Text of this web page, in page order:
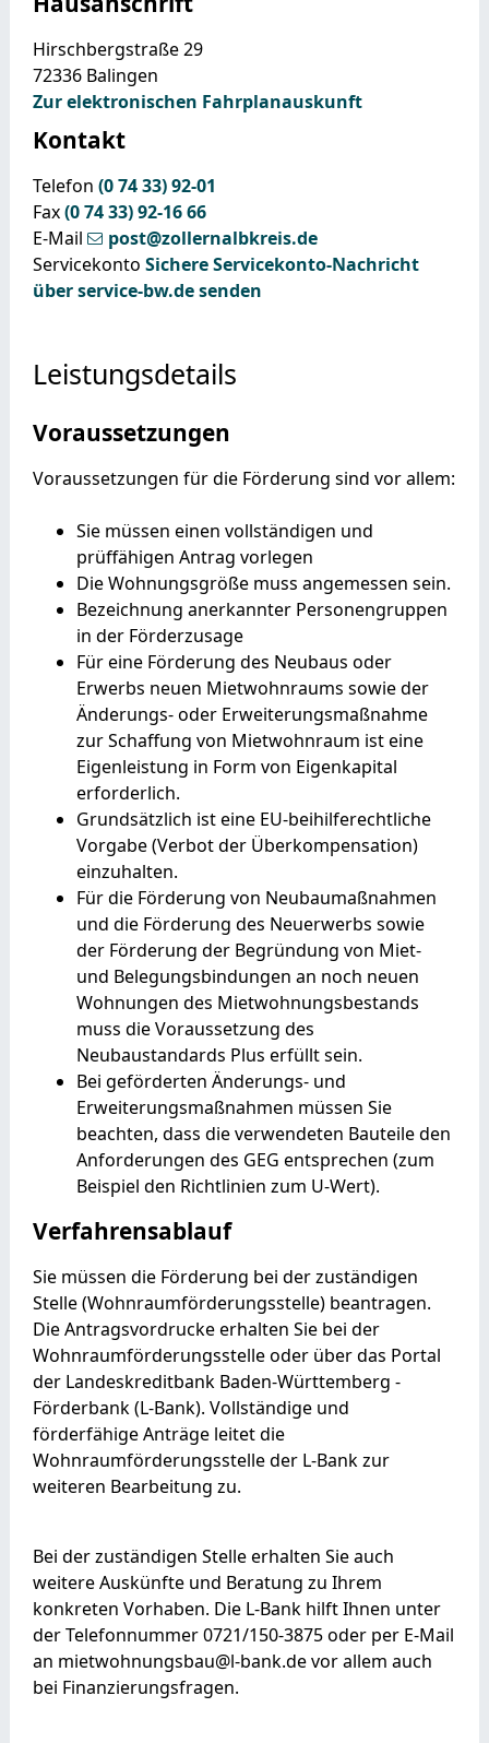
Hirschbergstraße 29
72336 Balingen
Zur elektronischen Fahrplanauskunft
Kontakt
Telefon (07433) 92-01
Fax(07433) 92-1666
E-Mail
post@zollernalbkreis.de
Servicekonto Sichere Servicekonto-Nachricht
über service-bw.de senden
Leistungsdetails
Voraussetzungen
Voraussetzungen für die Förderung sind vor allem:
Sie müssen einen vollständigen und
prüffähigen Antrag vorlegen
Die Wohnungsgröße muss angemessen sein.
Bezeichnung anerkannter Personengruppen
in der Förderzusage
Für eine Förderung des Neubaus oder
Erwerbs neuen Mietwohnraums sowie der
Änderungs- oder Erweiterungsmaßnahme
zur Schaffung von Mietwohnraum ist eine
Eigenleistung in Form von Eigenkapital
erforderlich.
Grundsätzlich ist eine EU-beihilferechtliche
Vorgabe (Verbot der Überkompensation)
einzuhalten.
Für die Förderung von Neubaumaßnahmen
und die Förderung des Neuerwerbs sowie
der Förderung der Begründung von Miet-
und Belegungsbindungen an noch neuen
Wohnungen des Mietwohnungsbestands
muss die Voraussetzung des
Neubaustandards Plus erfüllt sein.
Bei geförderten Änderungs- und
Erweiterungsmaßnahmen müssen Sie
beachten, dass die verwendeten Bauteile den
Anforderungen des GEG entsprechen (zum
Beispiel den Richtlinien zum U-Wert).
Verfahrensablauf
Sie müssen die Förderung bei der zuständigen
Stelle (Wohnraumförderungsstelle) beantragen.
Die Antragsvordrucke erhalten Sie bei der
Wohnraumförderungsstelle oder über das Portal
der Landeskreditbank Baden-Württemberg -
Förderbank (L-Bank). Vollständige und
förderfähige Anträge leitet die
Wohnraumförderungsstelle der L-Bank zur
weiteren Bearbeitung zu.
Bei der zuständigen Stelle erhalten Sie auch
weitere Auskünfte und Beratung zu Ihrem
konkreten Vorhaben. Die L-Bank hilft Ihnen unter
der Telefonnummer 0721/150-3875 oder per E-Mail
an mietwohnungsbau@l-bank.de vor allem auch
bei Finanzierungsfragen.